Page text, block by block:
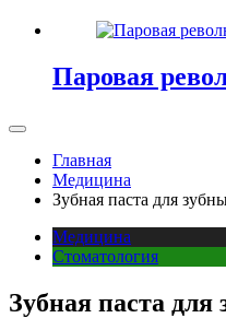
Паровая
Главная
Медицина
Зубная паста для
Медицина
Стоматология
Зубная паста